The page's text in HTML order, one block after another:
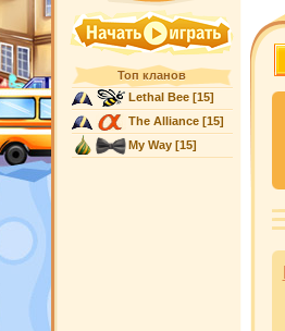
Топ кланов
Lethal Bee[15]
The Alliance[15]
My Way[15]